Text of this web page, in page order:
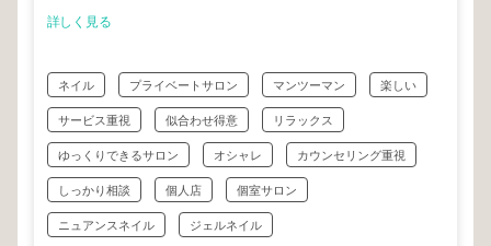
詳しく見る
ネイル プライベートサロン マンツーマン 楽しい
サービス重視 似合わせ得意 リラックス
ゆっくりできるサロン オシャレ カウンセリング重視
しっかり相談 個人店 個室サロン
ニュアンスネイル ジェルネイル